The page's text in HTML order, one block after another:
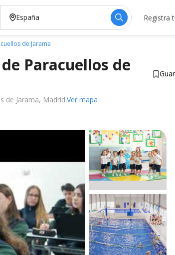
Registra
de Jarama
Paracuellos de
de Jarama, Madrid.Ver mapa